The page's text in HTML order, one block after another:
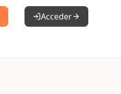
Acceder